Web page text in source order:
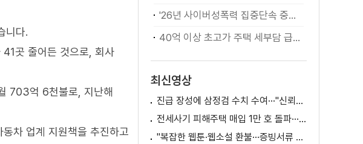
니다.
곳 줄어든 것으로, 회사
703억 6천불로, 지난해
차 업계 지원책을 추진하고
'26년 사이버성폭력 집중단속 중간성과 발표···향후 추진계획은?
40억 이상 초고가 주택 세부담 급증···실수요자 보호 강화
최신영상
진급 장성에 삼정검 수치 수여···"신뢰회복 애써달라"
전세사기 피해주택 매입 1만 호 돌파···피해 지원 속도
"복잡한 웹툰·웹소설 환불···증빙서류 요구까지"